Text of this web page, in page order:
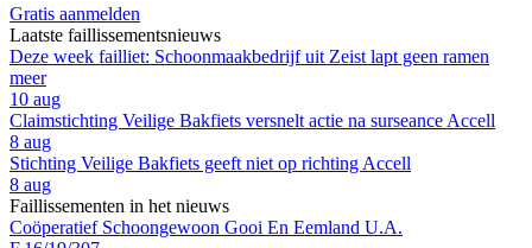
Gratis aanmelden
Laatste faillissementsnieuws
Deze week failliet: Schoonmaakbedrijf uit Zeist lapt geen ramen
meer
10 aug
Claimstichting Veilige Bakfiets versnelt actie na surseance Accell
8 aug
Stichting Veilige Bakfiets geeft niet op richting Accell
8 aug
Faillissementen in het nieuws
Coöperatief Schoongewoon Gooi En Eemland U.A.